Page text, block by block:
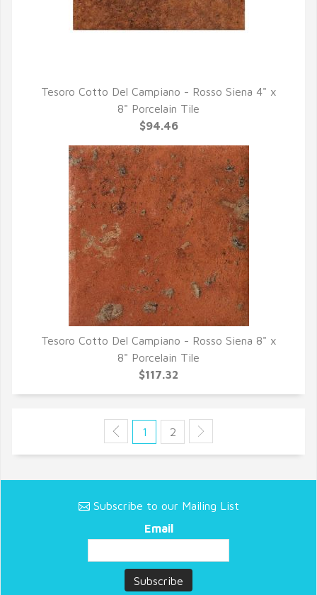
QUICK VIEW
Tesoro Cotto Del Campiano - Rosso Siena 4" x
8" Porcelain Tile
$94.46
QUICK VIEW
Tesoro Cotto Del Campiano - Rosso Siena 8" x
8" Porcelain Tile
$117.32
1 2
Subscribe to our Mailing List
Email